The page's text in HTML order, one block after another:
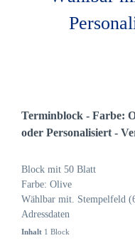
Terminblock - Farbe:
oder Personalisiert -
Block mit 50 Blatt
Farbe: Olive
Wählbar mit. Stempelfeld
Adressdaten
Inhalt 1 Block